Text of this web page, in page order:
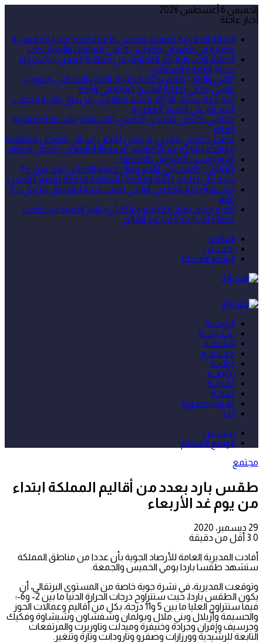
الخميس 6 أغسطس 2026
أخبار عاجلة
النقابة المغربية المهنية لمبدعي الأغنية تقود مشاركة مغربية
متميزة في مهرجان طرابلس الدولي للمالوف والموشحات
الاعلام الإسبانية يثير المخاوف من مطالبة المغرب باسترجاع
سبتة ومليلية المحتلتين
“الفن والراي” يختتم رحلته البصرية: الفنان التشكيلي ميلودي
يونس يحتفي بذاكرة الشرق الفنية في وجدة
بعد أزمة سبتة.. الجزائر تحشد مهاجرين من دول افريقيا جنوب
الصحراء على الحدود المغربية
مكناس تحتضن المنتدى الخامس للاستثمار والسياحة لمغاربة
العالم
مصدر حكومي مغربي: لا يمكن لقاض إسباني تقويض منظومة
مكافحة الهجرة غير النظامية، ثم مطالبة المغرب بتحمل التبعات
أوروبا ليست الفردوس المفقود..
العمارتي: تأملات في واقع ومآل حماية اللاجئين بعد مرور 75
سنة على اعتماد الأمم المتحدة للاتفاقية الخاصة بوضع اللاجئين
برشلونة يضع المغربي أوناحي نصب عينيه لتعويض فرينكي دي
يونغ
لقجع يشيد بقرار إنفانتينو ويؤكد أن برامج التنمية استفادت
منها مئات الاتحادات عبر العالم
القائمة
بحث عن
الوضع المظلم
الرئيسية
سـيـاســة
اقـتـصــاد
مـجـتـمــع
دولـيــة
ريـاضــة
ثـقـافــة
صـحــة
صـوت وصـورة
آراء
بحث عن
الوضع المظلم
مجتمع
طقس بارد بعدد من أقاليم المملكة ابتداء
من يوم غد الأربعاء
29 ديسمبر، 2020
0
أقل من دقيقة
أفادت المديرية العامة للأرصاد الجوية بأن عددا من مناطق المملكة
ستشهد طقسا باردا يومي الخميس والجمعة.
وتوقعت المديرية، في نشرة جوية خاصة من المستوى البرتقالي، أن
يكون الطقس باردا، حيث ستتراوح درجات الحرارة الدنيا ما بين 2- و6-؛
فيما ستتراوح العليا ما بين 5 و11 درجة، بكل من أقاليم وعمالات الحوز
والحسيمة وأزيلال وبني ملال وبولمان وشفشاون وشيشاوة وفكيك
وجرسيف وإفران وجرادة وخنيفرة وميدلت وتاوريرت والمرتفعات
التابعة للرشيدية وورزازات وصفرو وتارودانت وتازة وتنغير.